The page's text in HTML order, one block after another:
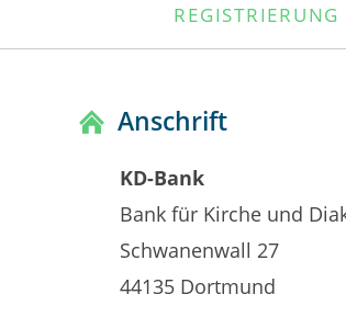
REGISTRIERUNG
Anschrift
KD-Bank
Bank für Kirche und
Schwanenwall 27
44135 Dortmund